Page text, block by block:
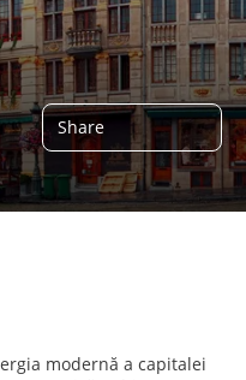
Share
modernă a capitalei